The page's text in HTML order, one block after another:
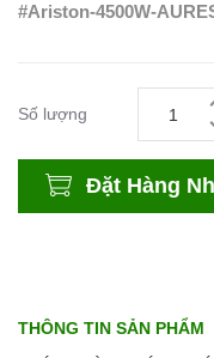
#Ariston-4500W-
Số lượng
Đặt Hàng
THÔNG TIN SẢN PHẨM